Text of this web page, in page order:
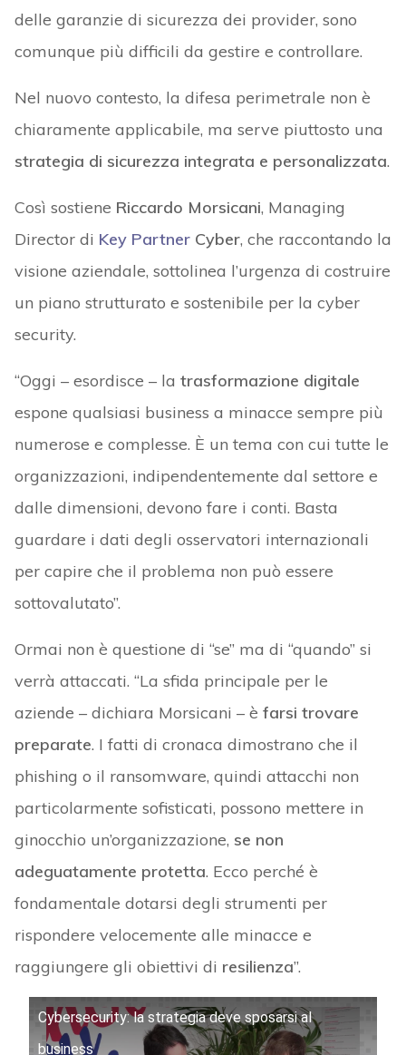
delle garanzie di sicurezza dei provider, sono
comunque più difficili da gestire e controllare.
Nel nuovo contesto, la difesa perimetrale non è
chiaramente applicabile, ma serve piuttosto una
strategia di sicurezza integrata e personalizzata.
Così sostiene Riccardo Morsicani, Managing
Director di Key PartnerCyber, che raccontando la
visione aziendale, sottolinea l’urgenza di costruire
un piano strutturato e sostenibile per la cyber
security.
“Oggi – esordisce – la trasformazione digitale
espone qualsiasi business a minacce sempre più
numerose e complesse. È un tema con cui tutte le
organizzazioni, indipendentemente dal settore e
dalle dimensioni, devono fare i conti. Basta
guardare i dati degli osservatori internazionali
per capire che il problema non può essere
sottovalutato”.
Ormai non è questione di “se” ma di “quando” si
verrà attaccati. “La sfida principale per le
aziende – dichiara Morsicani – è farsi trovare
preparate. I fatti di cronaca dimostrano che il
phishing o il ransomware, quindi attacchi non
particolarmente sofisticati, possono mettere in
ginocchio un’organizzazione, se non
adeguatamente protetta. Ecco perché è
fondamentale dotarsi degli strumenti per
rispondere velocemente alle minacce e
raggiungere gli obiettivi di resilienza”.
Cybersecurity: la strategia deve sposarsi al
business